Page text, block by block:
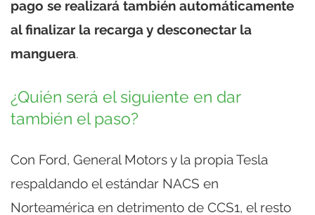
pago se realizará también automáticamente
al finalizar la recarga y desconectar la
manguera.
¿Quién será el siguiente en dar
también el paso?
Con Ford, General Motors y la propia Tesla
respaldando el estándar NACS en
Norteamérica en detrimento de CCS1, el resto